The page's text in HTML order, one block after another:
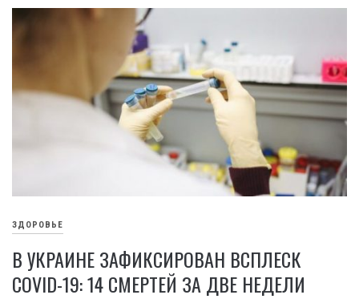
ЗДОРОВЬЕ
В УКРАИНЕ ЗАФИКСИРОВАН ВСПЛЕСК
COVID-19: 14 СМЕРТЕЙ ЗА ДВЕ НЕДЕЛИ